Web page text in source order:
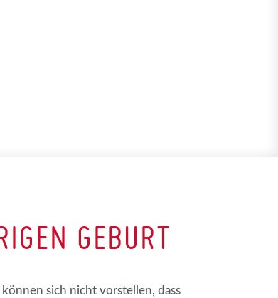
GEBURT
sich nicht vorstellen, dass